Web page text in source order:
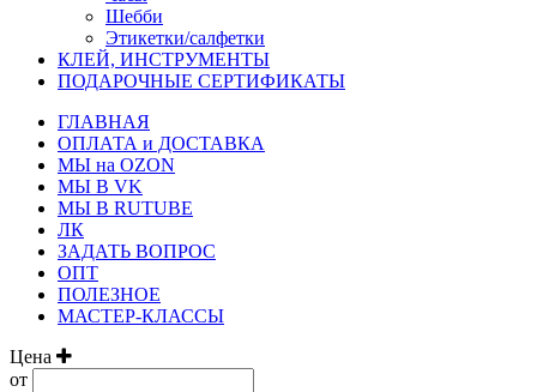
Шебби
Этикетки/салфетки
КЛЕЙ, ИНСТРУМЕНТЫ
ПОДАРОЧНЫЕ СЕРТИФИКАТЫ
ГЛАВНАЯ
ОПЛАТА и ДОСТАВКА
МЫ на OZON
МЫ В VK
МЫ В RUTUBE
ЛК
ЗАДАТЬ ВОПРОС
ОПТ
ПОЛЕЗНОЕ
МАСТЕР-КЛАССЫ
Цена
от